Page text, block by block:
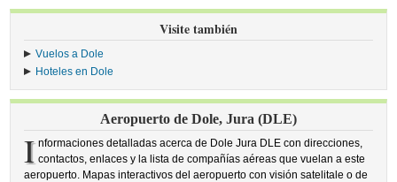
Visite también
Vuelos a Dole
Hoteles en Dole
Aeropuerto de Dole, Jura (DLE)
I nformaciones detalladas acerca de Dole Jura DLE con direcciones,
contactos, enlaces y la lista de compañías aéreas que vuelan a este
aeropuerto. Mapas interactivos del aeropuerto con visión satelitale o de